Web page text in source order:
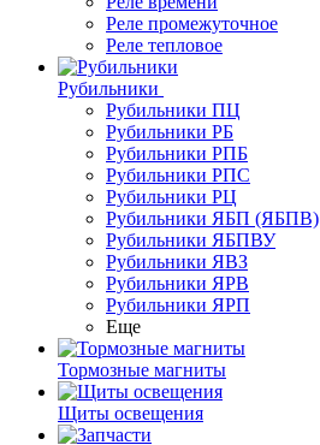
Реле промежуточное
Реле тепловое
Рубильники
Рубильники ПЦ
Рубильники РБ
Рубильники РПБ
Рубильники РПС
Рубильники РЦ
Рубильники ЯБП (ЯБПВ)
Рубильники ЯБПВУ
Рубильники ЯВЗ
Рубильники ЯРВ
Рубильники ЯРП
Еще
Тормозные магниты
Щиты освещения